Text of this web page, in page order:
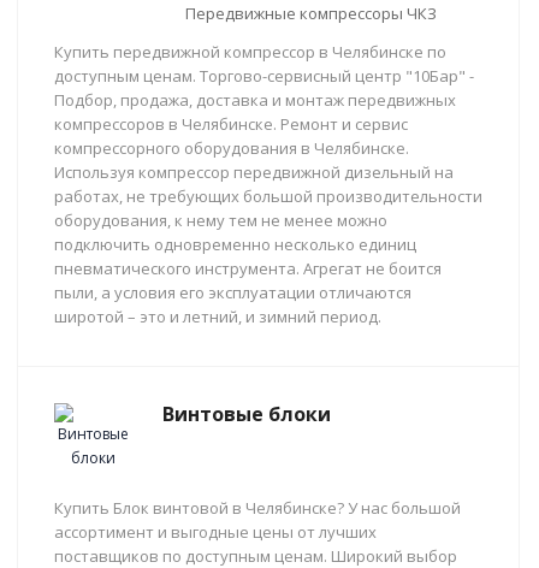
Передвижные компрессоры ЧКЗ
Купить передвижной компрессор в Челябинске по
доступным ценам. Торгово-сервисный центр "10Бар" -
Подбор, продажа, доставка и монтаж передвижных
компрессоров в Челябинске. Ремонт и сервис
компрессорного оборудования в Челябинске.
Используя компрессор передвижной дизельный на
работах, не требующих большой производительности
оборудования, к нему тем не менее можно
подключить одновременно несколько единиц
пневматического инструмента. Агрегат не боится
пыли, а условия его эксплуатации отличаются
широтой – это и летний, и зимний период.
Винтовые блоки
Купить Блок винтовой в Челябинске? У нас большой
ассортимент и выгодные цены от лучших
поставщиков по доступным ценам. Широкий выбор